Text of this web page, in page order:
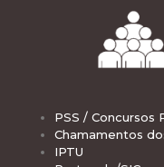
PSS / Concursos
Chamamentos
IPTU